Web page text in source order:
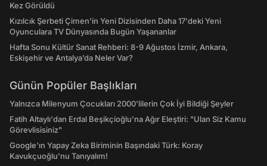
Kez Görüldü
Kızılcık Şerbeti Çimen'in Yeni Dizisinden Daha 17'deki Yeni
Oyunculara TV Dünyasında Bugün Yaşananlar
Hafta Sonu Kültür Sanat Rehberi: 8-9 Ağustos İzmir, Ankara,
Eskişehir ve Antalya’da Neler Var?
Günün Popüler Başlıkları
Yalnızca Milenyum Çocukları 2000'lilerin Çok İyi Bildiği Şeyler
Fatih Altaylı'dan Erdal Beşikçioğlu'na Ağır Eleştiri: "Ulan Siz Kamu
Görevlisisiniz"
Google'ın Yapay Zeka Biriminin Başındaki Türk: Koray
Kavukçuoğlu'nu Tanıyalım!